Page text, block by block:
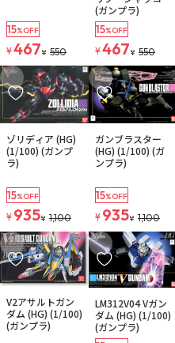
15%OFF
¥467¥ 550
(ガンプラ)
15%OFF
¥467¥ 550
お気に入りに追加
注文再開メール
ゾリディア (HG)
(1/100) (ガンプ
ラ)
15%OFF
¥ 935¥ 1,100
お気に入りに
注文再開メール
ガンブラスター
(HG) (1/100) (ガ
ンプラ)
15%OFF
¥ 935¥ 1,100
お気に入りに追加
V2アサルトガン
ダム (HG) (1/100)
(ガンプラ)
お気に入りに追
注文再開メール
LM312V04 Vガン
ダム (HG) (1/100)
(ガンプラ)